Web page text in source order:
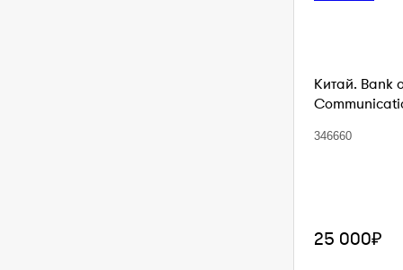
Китай. Bank
346660
25 000₽